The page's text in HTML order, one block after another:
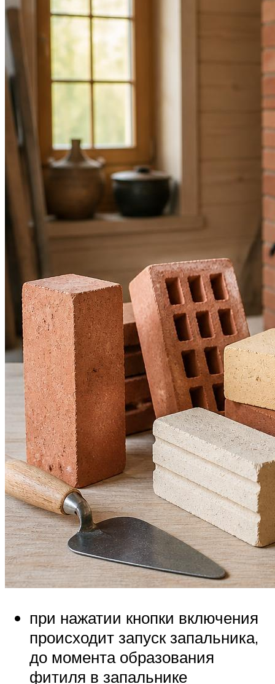
при нажатии кнопки включения
происходит запуск запальника,
до момента образования
фитиля в запальнике